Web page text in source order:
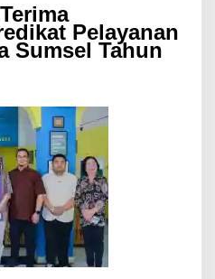
Pelayanan
Sumsel Tahun